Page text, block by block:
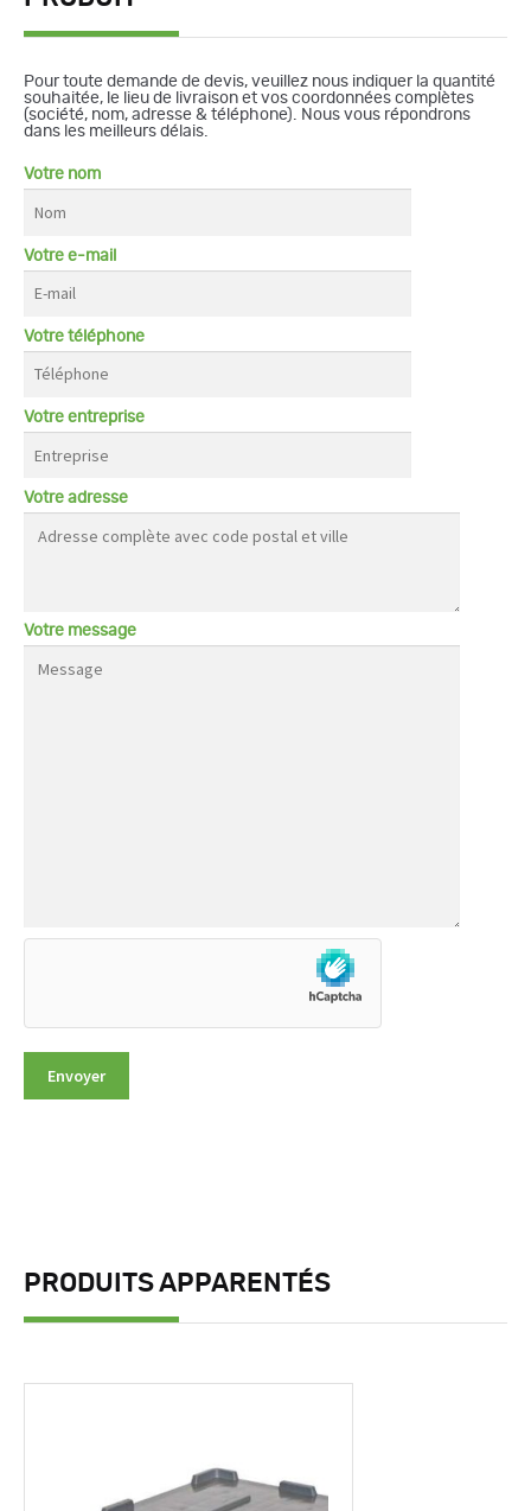
Pour toute demande de devis, veuillez nous indiquer la quantité
souhaitée, le lieu de livraison et vos coordonnées complètes
(société, nom, adresse & téléphone). Nous vous répondrons
dans les meilleurs délais.
Votre nom
Votre e-mail
Votre téléphone
Votre entreprise
Votre adresse
Votre message
PRODUITS APPARENTÉS